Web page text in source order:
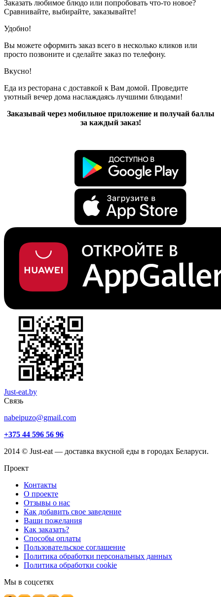
Заказать любимое блюдо или попробовать что-то новое?
Сравнивайте, выбирайте, заказывайте!
Удобно!
Вы можете оформить заказ всего в несколько кликов или
просто позвоните и сделайте заказ по телефону.
Вкусно!
Еда из ресторана с доставкой к Вам домой. Проведите
уютный вечер дома наслаждаясь лучшими блюдами!
Заказывай через мобильное приложение и получай баллы
за каждый заказ!
Just-eat.by
Связь
nabeipuzo@gmail.com
+375 44 596 56 96
2014 © Just-eat — доставка вкусной еды в городах Беларуси.
Проект
Контакты
О проекте
Отзывы о нас
Как добавить свое заведение
Ваши пожелания
Как заказать?
Способы оплаты
Пользовательское соглашение
Политика обработки персональных данных
Политика обработки cookie
Мы в соцсетях